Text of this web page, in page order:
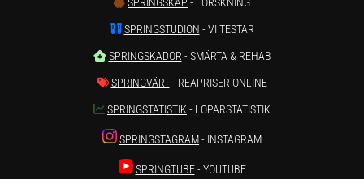
SPRINGSTUDION - VI TESTAR
SPRINGSKADOR - SMÄRTA & REHAB
SPRINGVÄRT- REAPRISER ONLINE
SPRINGSTATISTIK - LÖPARSTATISTIK
SPRINGSTAGRAM- INSTAGRAM
SPRINGTUBE- YOUTUBE